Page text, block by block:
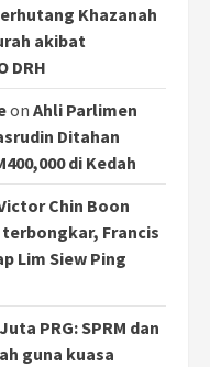
Khazanah
akibat
DRH
on Ahli Parlimen
Ditahan
di Kedah
Chin Boon
Francis
Lim Siew Ping
PRG: SPRM dan
guna kuasa